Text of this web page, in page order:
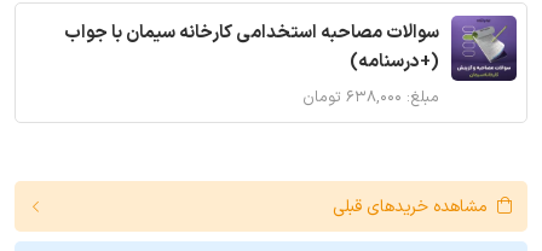
سوالات مصاحبه استخدامی کارخانه سیمان با جواب
(+درسنامه)
مبلغ: ۶۳۸,۰۰۰ تومان
مشاهده خریدهای قبلی